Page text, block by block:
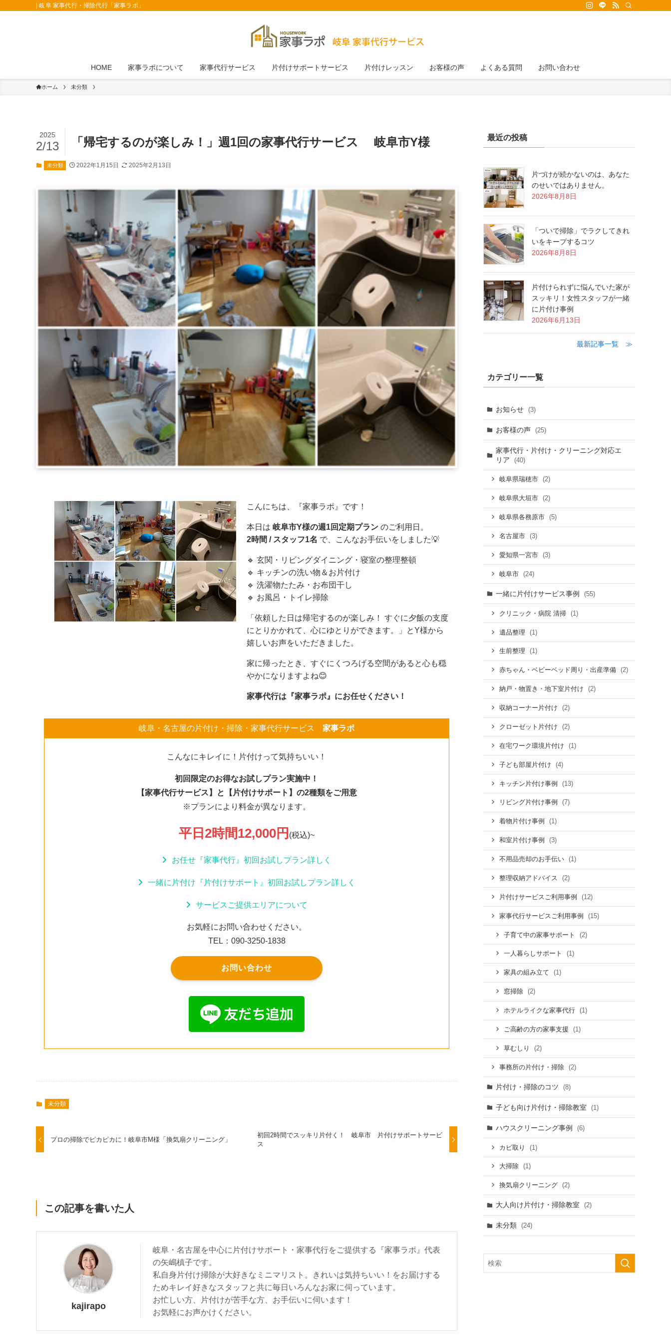
| 岐阜 家事代行・掃除代行「家事ラポ」
HOME 家事ラポについて 家事代行サービス 片付けサポートサービス 片付けレッスン お客様の声 よくある質問 お問い合わせ
ホーム 未分類
「帰宅するのが楽しみ！」週1回の家事代行サービス 岐阜市Y様
2025
2/13
未分類 2022年1月15日 2025年2月13日
こんにちは、『家事ラポ』です！
本日は 岐阜市Y様の週1回定期プラン のご利用日。
2時間 / スタッフ1名 で、こんなお手伝いをしました💡
🔹 玄関・リビングダイニング・寝室の整理整頓
🔹 キッチンの洗い物＆お片付け
🔹 洗濯物たたみ・お布団干し
🔹 お風呂・トイレ掃除
「依頼した日は帰宅するのが楽しみ！ すぐに夕飯の支度
にとりかかれて、心にゆとりができます。」とY様から
嬉しいお声をいただきました。
家に帰ったとき、すぐにくつろげる空間があると心も穏
やかになりますよね😊
家事代行は『家事ラポ』にお任せください！
岐阜・名古屋の片付け・掃除・家事代行サービス 家事ラポ
こんなにキレイに！片付けって気持ちいい！
初回限定のお得なお試しプラン実施中！
【家事代行サービス】と【片付けサポート】の2種類をご用意
※プランにより料金が異なります。
平日2時間12,000円 (税込)~
お任せ『家事代行』初回お試しプラン詳しく
一緒に片付け『片付けサポート』初回お試しプラン詳しく
サービスご提供エリアについて
お気軽にお問い合わせください。
TEL：090-3250-1838
お問い合わせ
未分類
プロの掃除でピカピカに！岐阜市M様「換気扇クリーニング」
初回2時間でスッキリ片付く！ 岐阜市 片付けサポートサービ
ス
この記事を書いた人
kajirapo
岐阜・名古屋を中心に片付けサポート・家事代行をご提供する『家事ラポ』代表
の矢嶋槙子です。
私自身片付け掃除が大好きなミニマリスト。きれいは気持ちいい！をお届けする
ためキレイ好きなスタッフと共に毎日いろんなお家に伺っています。
お忙しい方、片付けが苦手な方、お手伝いに伺います！
お気軽にお声かけください。
最近の投稿
片づけが続かないのは、あなた
のせいではありません。
2026年8月8日
「ついで掃除」でラクしてきれ
いをキープするコツ
2026年8月8日
片付けられずに悩んでいた家が
スッキリ！女性スタッフが一緒
に片付け事例
2026年6月13日
最新記事一覧 ≫
カテゴリー一覧
お知らせ (3)
お客様の声 (25)
家事代行・片付け・クリーニング対応エ
リア
(40)
岐阜県瑞穂市 (2)
岐阜県大垣市 (2)
岐阜県各務原市 (5)
名古屋市 (3)
愛知県一宮市 (3)
岐阜市 (24)
一緒に片付けサービス事例 (55)
クリニック・病院 清掃 (1)
遺品整理 (1)
生前整理 (1)
赤ちゃん・ベビーベッド周り・出産準備 (2)
納戸・物置き・地下室片付け (2)
収納コーナー片付け (2)
クローゼット片付け (2)
在宅ワーク環境片付け (1)
子ども部屋片付け (4)
キッチン片付け事例 (13)
リビング片付け事例 (7)
着物片付け事例 (1)
和室片付け事例 (3)
不用品売却のお手伝い (1)
整理収納アドバイス (2)
片付けサービスご利用事例 (12)
家事代行サービスご利用事例 (15)
子育て中の家事サポート (2)
一人暮らしサポート (1)
家具の組み立て (1)
窓掃除 (2)
ホテルライクな家事代行 (1)
ご高齢の方の家事支援 (1)
草むしり (2)
事務所の片付け・掃除 (2)
片付け・掃除のコツ (8)
子ども向け片付け・掃除教室 (1)
ハウスクリーニング事例 (6)
カビ取り (1)
大掃除 (1)
換気扇クリーニング (2)
大人向け片付け・掃除教室 (2)
未分類 (24)